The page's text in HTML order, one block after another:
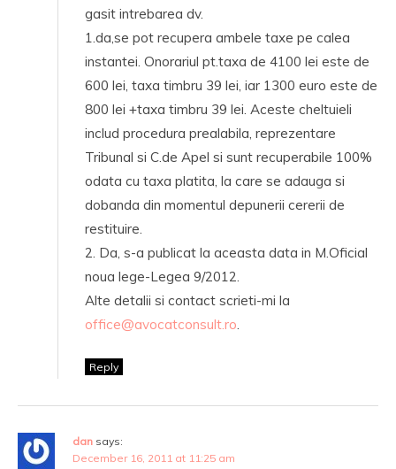
gasit intrebarea dv.
1.da,se pot recupera ambele taxe pe calea
instantei. Onorariul pt.taxa de 4100 lei este de
600 lei, taxa timbru 39 lei, iar 1300 euro este de
800 lei +taxa timbru 39 lei. Aceste cheltuieli
includ procedura prealabila, reprezentare
Tribunal si C.de Apel si sunt recuperabile 100%
odata cu taxa platita, la care se adauga si
dobanda din momentul depunerii cererii de
restituire.
2. Da, s-a publicat la aceasta data in M.Oficial
noua lege-Legea 9/2012.
Alte detalii si contact scrieti-mi la
office@avocatconsult.ro.
Reply
dan says:
December 16, 2011 at 11:25 am